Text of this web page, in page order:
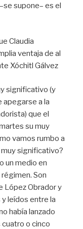
supone– es el
Claudia
ventaja de al
Xóchitl Gálvez
significativo (y
a la
que el
su muy
vamos rumbo a
significativo?
un medio en
Son
López Obrador y
leídos entre la
había lanzado
cuatro o cinco